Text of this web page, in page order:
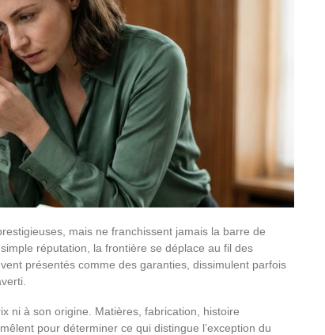
mais ne franchissent jamais la barre de
réputation, la frontière se déplace au fil des
présentés comme des garanties, dissimulent parfois
ni à son origine. Matières, fabrication, histoire
pour déterminer ce qui distingue l’exception du